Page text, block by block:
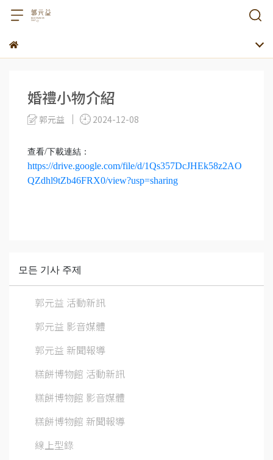
婚禮小物介紹
郭元益 2024-12-08
查看/下載連結：
https://drive.google.com/file/d/1Qs357DcJHEk58z2AO
QZdhl9tZb46FRX0/view?usp=sharing
모든 기사 주제
郭元益 活動新訊
郭元益 影音媒體
郭元益 新聞報導
糕餅博物館 活動新訊
糕餅博物館 影音媒體
糕餅博物館 新聞報導
線上型錄